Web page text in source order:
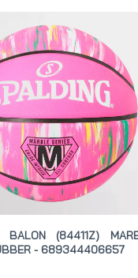
BALON (84411Z)
- 689344406657